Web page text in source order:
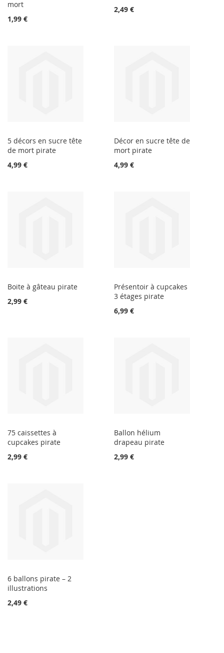
mort
1,99 €
2,49 €
5 décors en sucre tête
de mort pirate
4,99 €
Décor en sucre tête de
mort pirate
4,99 €
Boite à gâteau pirate
2,99 €
Présentoir à cupcakes
3 étages pirate
6,99 €
75 caissettes à
cupcakes pirate
2,99 €
Ballon hélium
drapeau pirate
2,99 €
6 ballons pirate – 2
illustrations
2,49 €